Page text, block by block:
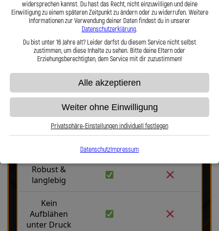
Stahlflex vs. Gummi
Stahlflex
Robust &
langlebig
Kein
Aufblähen
unter Druck
Lothar Spiegler Kfz-Leitungen GmbH setzen Sie auf deutsche
Handwerksqualität, über 35 Jahre Erfahrung und ein Produkt, das
Haltbarkeit, Präzision und Fahrgefühl auf höchstem Niveau vereint.
Hier zu unserem Video „Stahlflex vs. Gummi“
widersprechen kannst. Du hast das Recht, nicht einzuwilligen und deine
Einwilligung zu einem späteren Zeitpunkt zu ändern oder zu widerrufen. Weitere
Informationen zur Verwendung deiner Daten findest du in unserer
Datenschutzerklärung.
Du bist unter 16 Jahre alt? Leider darfst du diesem Service nicht selbst
zustimmen, um diese Inhalte zu sehen. Bitte deine Eltern oder
Erziehungsberechtigten, dem Service mit dir zuzustimmen!
Alle akzeptieren
Weiter ohne Einwilligung
Privatsphäre-Einstellungen individuell festlegen
DatenschutzImpressum